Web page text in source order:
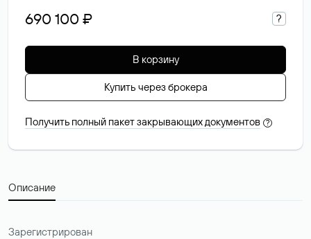
690 100 ₽ ?
В корзину
Купить через брокера
Получить полный пакет закрывающих документов ?
Описание
Зарегистрирован